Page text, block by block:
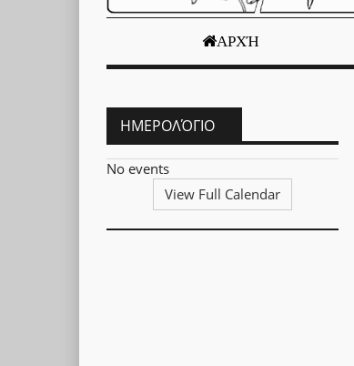
ΑΡΧΉ
ΗΜΕΡΟΛΌΓΙΟ
No events
View Full Calendar